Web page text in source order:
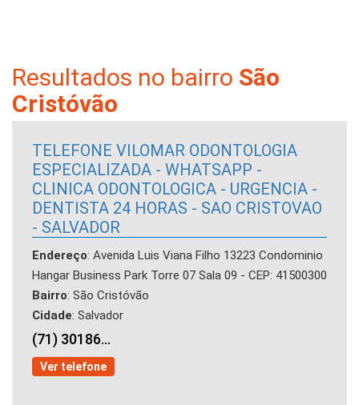
Resultados no bairro São
Cristóvão
TELEFONE VILOMAR ODONTOLOGIA
ESPECIALIZADA - WHATSAPP -
CLINICA ODONTOLOGICA - URGENCIA -
DENTISTA 24 HORAS - SAO CRISTOVAO
- SALVADOR
Endereço: Avenida Luis Viana Filho 13223 Condominio
Hangar Business Park Torre 07 Sala 09 - CEP: 41500300
Bairro: São Cristóvão
Cidade: Salvador
(71) 30186...
Ver telefone